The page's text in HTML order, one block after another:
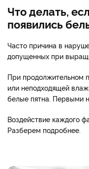
Что делать,
появились
Часто причина в
допущенных при
При продолжительном
или неподходящей
белые пятна. Первыми
Воздействие каждого
Разберем подробнее.